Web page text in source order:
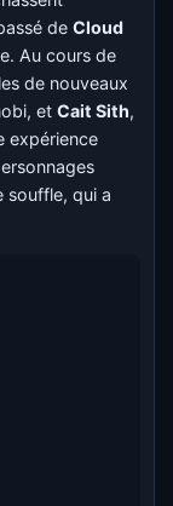
deCloud
Au cours de
de nouveaux
etCait Sith,
expérience
souffle, qui a